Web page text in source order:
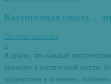
Кастинговая снасть –
Летняя рыбалка
0
Я думаю, что каждый
приходит к кастинговой снасти.
трудностями в освоении, особенно